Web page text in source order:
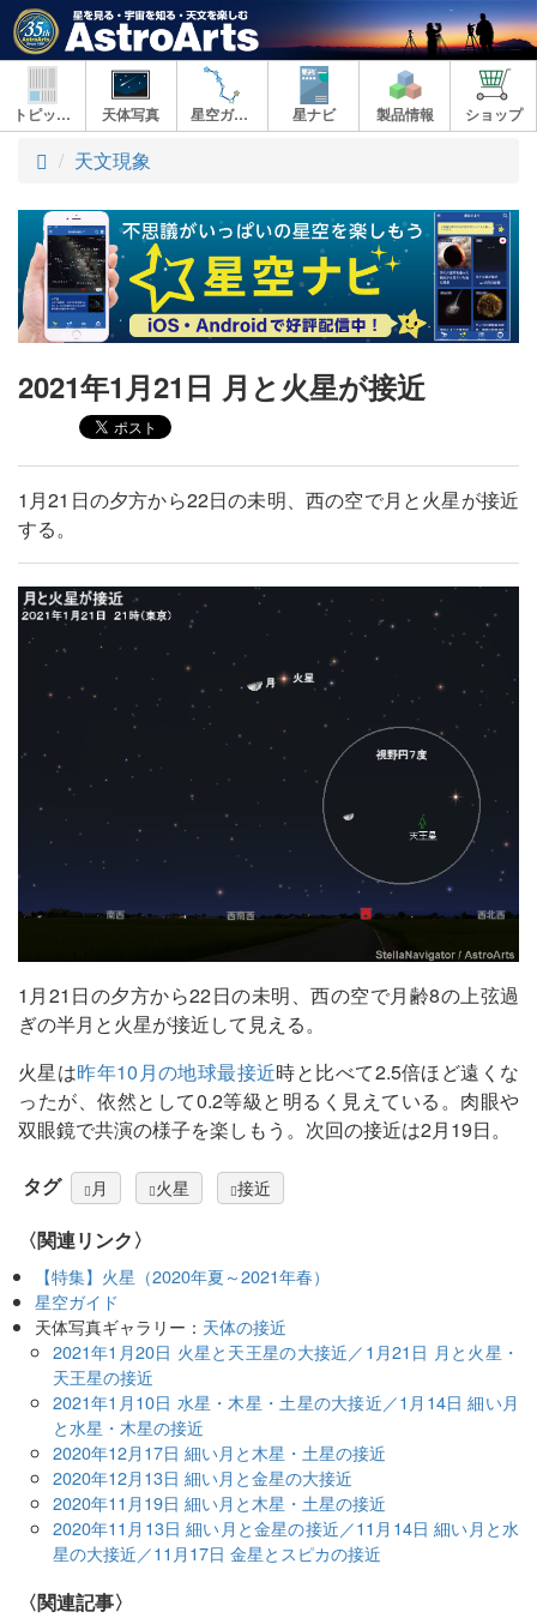
トピックス 天体写真 星空ガイド 星ナビ 製品情報 ショップ
ト
プ
天文現象
2021年1月21日 月と火星が接近
1月21日の夕方から22日の未明、西の空で月と火星が接近
する。
1月21日の夕方から22日の未明、西の空で月齢8の上弦過
ぎの半月と火星が接近して見える。
火星は昨年10月の地球最接近時と比べて2.5倍ほど遠くな
ったが、依然として0.2等級と明るく見えている。肉眼や
双眼鏡で共演の様子を楽しもう。次回の接近は2月19日。
タグ 月 火星 接近
〈関連リンク〉
【特集】火星（2020年夏～2021年春）
星空ガイド
天体写真ギャラリー： 天体の接近
2021年1月20日 火星と天王星の大接近／1月21日 月と火星・
天王星の接近
2021年1月10日 水星・木星・土星の大接近／1月14日 細い月
と水星・木星の接近
2020年12月17日 細い月と木星・土星の接近
2020年12月13日 細い月と金星の大接近
2020年11月19日 細い月と木星・土星の接近
2020年11月13日 細い月と金星の接近／11月14日 細い月と水
星の大接近／11月17日 金星とスピカの接近
関連記事